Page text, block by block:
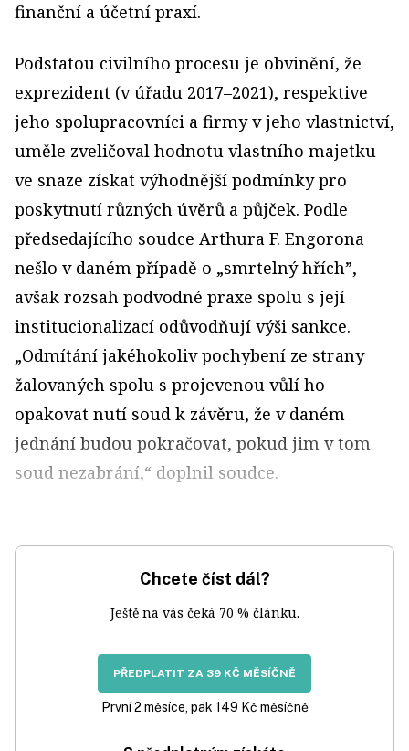
finanční a účetní praxí.
Podstatou civilního procesu je obvinění, že
exprezident (v úřadu 2017–2021), respektive
jeho spolupracovníci a firmy v jeho vlastnictví,
uměle zveličoval hodnotu vlastního majetku
ve snaze získat výhodnější podmínky pro
poskytnutí různých úvěrů a půjček. Podle
předsedajícího soudce Arthura F. Engorona
nešlo v daném případě o „smrtelný hřích”,
avšak rozsah podvodné praxe spolu s její
institucionalizací odůvodňují výši sankce.
„Odmítání jakéhokoliv pochybení ze strany
žalovaných spolu s projevenou vůlí ho
opakovat nutí soud k závěru, že v daném
jednání budou pokračovat, pokud jim v tom
soud nezabrání,“ doplnil soudce.
Chcete číst dál?
Ještě na vás čeká 70 % článku.
PŘEDPLATIT ZA 39 KČ MĚSÍČNĚ
První 2 měsíce, pak 149 Kč měsíčně